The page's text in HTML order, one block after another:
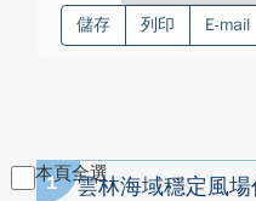
儲存 列印 E-mail
本頁全選
1 雲林海域穩定風